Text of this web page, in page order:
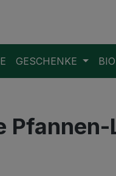
GESCHENKE BIO